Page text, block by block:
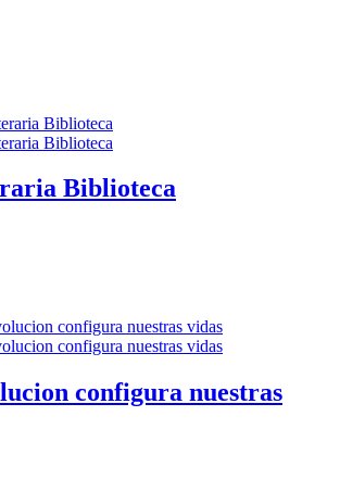
Biblioteca
configura nuestras